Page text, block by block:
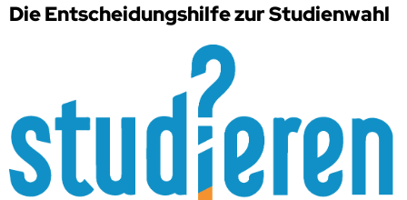
Die Entscheidungshilfe zur Studienwahl